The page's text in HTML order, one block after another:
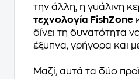
την άλλη, η γυάλινη
τεχνολογία FishZone
δίνει τη δυνατότητα
έξυπνα, γρήγορα και
Μαζί, αυτά τα δύο